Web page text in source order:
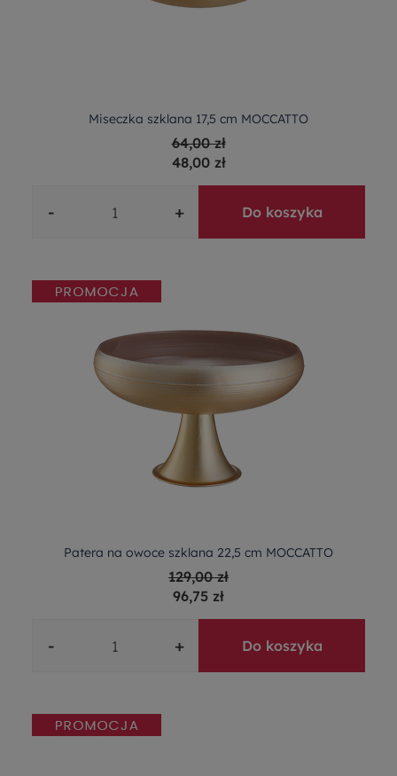
Miseczka szklana 17,5 cm MOCCATTO
64,00 zł
48,00 zł
- + Do koszyka
Patera na owoce szklana 22,5 cm MOCCATTO
129,00 zł
96,75 zł
- + Do koszyka